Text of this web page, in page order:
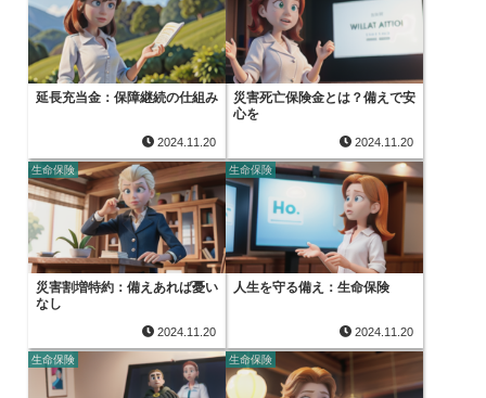
延長充当金：保障継続の仕組み
2024.11.20
災害死亡保険金とは？備えで安
心を
2024.11.20
生命保険
災害割増特約：備えあれば憂い
なし
2024.11.20
生命保険
人生を守る備え：生命保険
2024.11.20
生命保険 生命保険